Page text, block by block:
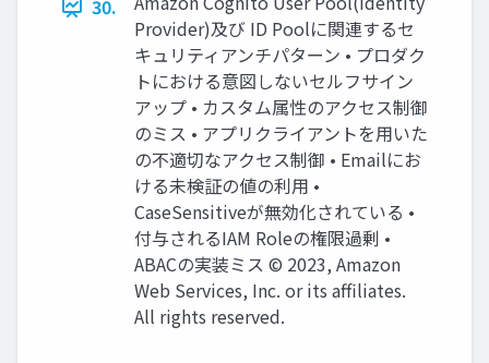
30.
Provider)及び ID Poolに関連するセ
キュリティアンチパターン • プロダク
トにおける意図しないセルフサイン
アップ • カスタム属性のアクセス制御
のミス • アプリクライアントを用いた
の不適切なアクセス制御 • Emailにお
ける未検証の値の利用 •
CaseSensitiveが無効化されている •
付与されるIAM Roleの権限過剰 •
ABACの実装ミス © 2023, Amazon
Web Services, Inc. or its affiliates.
All rights reserved.